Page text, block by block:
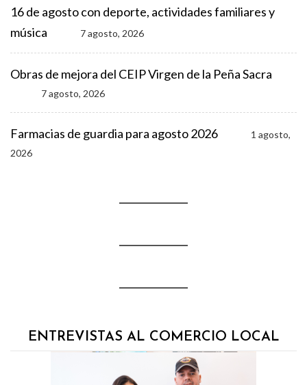
16 de agosto con deporte, actividades familiares y
música
7 agosto, 2026
Obras de mejora del CEIP Virgen de la Peña Sacra
7 agosto, 2026
Farmacias de guardia para agosto 2026
1 agosto,
2026
ENTREVISTAS AL COMERCIO LOCAL